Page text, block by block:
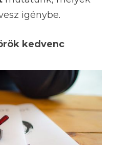
igénybe.
kedvenc